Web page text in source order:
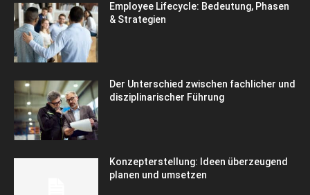
Employee Lifecycle: Bedeutung, Phasen
& Strategien
Der Unterschied zwischen fachlicher und
disziplinarischer Führung
Konzepterstellung: Ideen überzeugend
planen und umsetzen